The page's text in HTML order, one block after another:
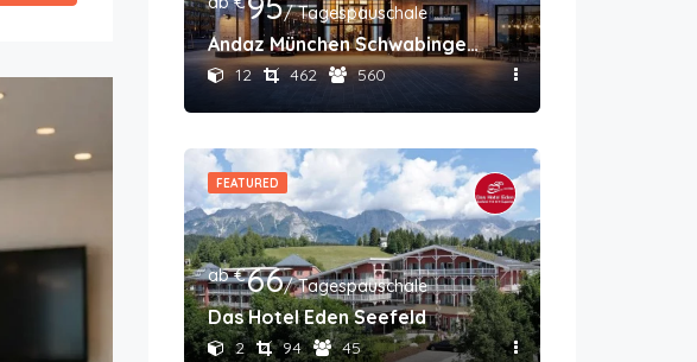
/ Tagespauschale
Andaz München Schwabinger Tor
12 462 560
FEATURED
ab €66/ Tagespauschale
Das Hotel Eden Seefeld
2 94 45